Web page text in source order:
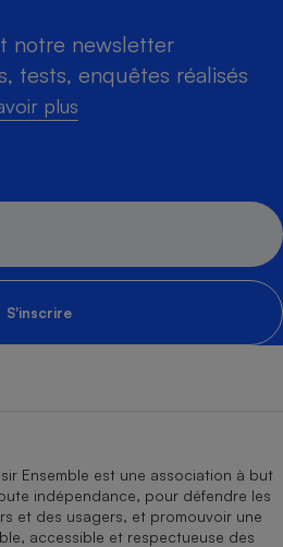
notre newsletter
tests, enquêtes réalisés
plus
S'inscrire
Ensemble est une association à but
indépendance, pour défendre les
et des usagers, et promouvoir une
accessible et respectueuse des